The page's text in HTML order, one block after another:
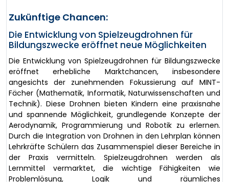
Zukünftige Chancen:
Die Entwicklung von Spielzeugdrohnen für
Bildungszwecke eröffnet neue Möglichkeiten
Die Entwicklung von Spielzeugdrohnen für Bildungszwecke
eröffnet erhebliche Marktchancen, insbesondere
angesichts der zunehmenden Fokussierung auf MINT-
Fächer (Mathematik, Informatik, Naturwissenschaften und
Technik). Diese Drohnen bieten Kindern eine praxisnahe
und spannende Möglichkeit, grundlegende Konzepte der
Aerodynamik, Programmierung und Robotik zu erlernen.
Durch die Integration von Drohnen in den Lehrplan können
Lehrkräfte Schülern das Zusammenspiel dieser Bereiche in
der Praxis vermitteln. Spielzeugdrohnen werden als
Lernmittel vermarktet, die wichtige Fähigkeiten wie
Problemlösung, Logik und räumliches